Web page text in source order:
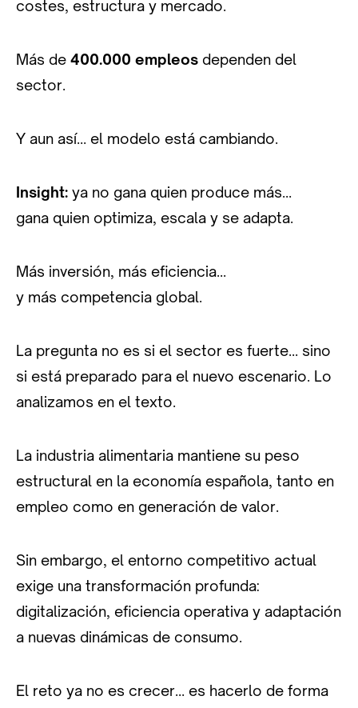
costes, estructura y mercado.
Más de 400.000 empleos dependen del
sector.
Y aun así… el modelo está cambiando.
Insight: ya no gana quien produce más…
gana quien optimiza, escala y se adapta.
Más inversión, más eficiencia…
y más competencia global.
La pregunta no es si el sector es fuerte… sino
si está preparado para el nuevo escenario. Lo
analizamos en el texto.
La industria alimentaria mantiene su peso
estructural en la economía española, tanto en
empleo como en generación de valor.
Sin embargo, el entorno competitivo actual
exige una transformación profunda:
digitalización, eficiencia operativa y adaptación
a nuevas dinámicas de consumo.
El reto ya no es crecer… es hacerlo de forma